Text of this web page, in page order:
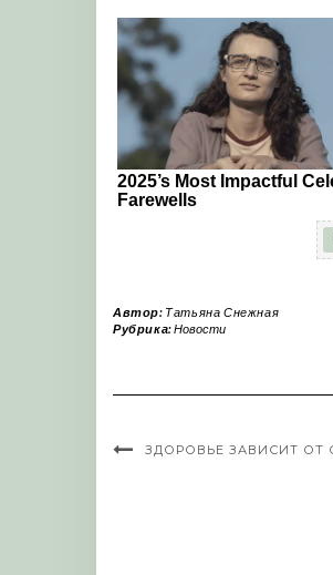
Автор: Татьяна Снежная
Рубрика:Новости
ЗДОРОВЬЕ ЗАВИСИТ